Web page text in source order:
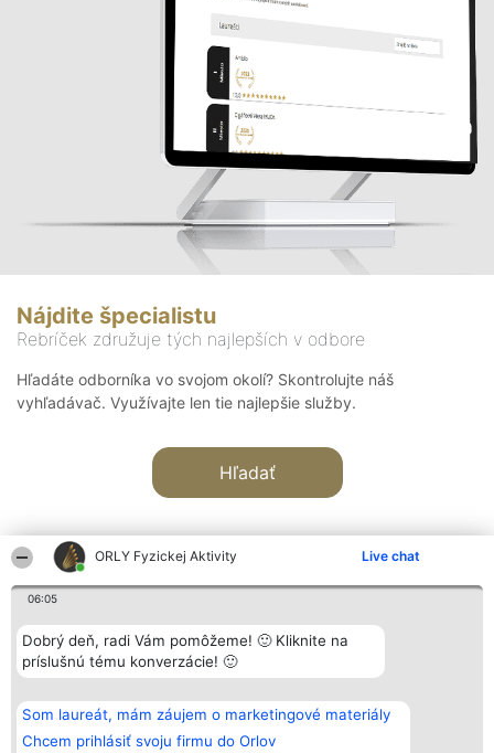
ORLY Fyzickej Aktivity Live chat
06:05
Dobrý deň, radi Vám pomôžeme! 🙂 Kliknite na
príslušnú tému konverzácie! 🙂
Som laureát, mám záujem o marketingové materiály
Chcem prihlásiť svoju firmu do Orlov
Nájdite špecialistu
Rebríček združuje tých najlepších v odbore
Hľadáte odborníka vo svojom okolí? Skontrolujte náš
vyhľadávač. Využívajte len tie najlepšie služby.
Hľadať
Organizátor hodnotenia
Bright Side Solutions sp. z o.
o. sp. k.
Wrocław 50-079
KRS 0000749100 | Regon
381313360 | NIP 8943132676
+48 508 492 400
Hodnotenie
Laureáti
Lista
Laureatów
Podmienky
Obchodné
podmienky
Kontakt
Kontakt